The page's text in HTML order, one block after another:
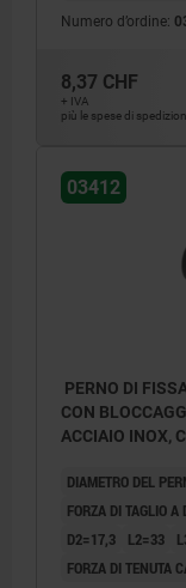
Numero d’ordine:
8,37 CHF
+ IVA
più le spese di
03412
PERNO DI
CON
ACCIAIO INOX,
DIAMETRO DEL
FORZA DI TAGLIO
D2=17,3
L2=33
FORZA DI TENUTA